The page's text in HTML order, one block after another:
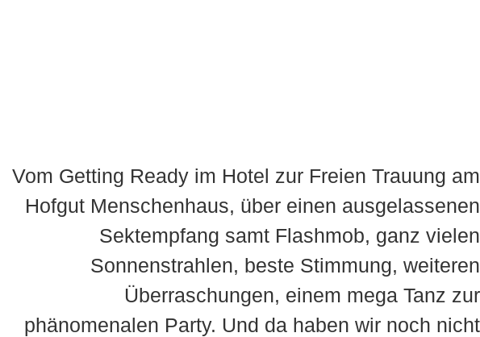
Vom Getting Ready im Hotel zur Freien Trauung am
Hofgut Menschenhaus, über einen ausgelassenen
Sektempfang samt Flashmob, ganz vielen
Sonnenstrahlen, beste Stimmung, weiteren
Überraschungen, einem mega Tanz zur
phänomenalen Party. Und da haben wir noch nicht